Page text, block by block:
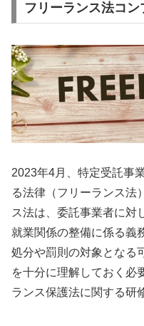
フリーランス法コ
2023年4月、特定受託事
る法律（フリーランス法
ス法は、委託事業者に対
就業関係の整備に係る義
処分や罰則の対象となる
を十分に理解しておく必
ランス保護法に関する研